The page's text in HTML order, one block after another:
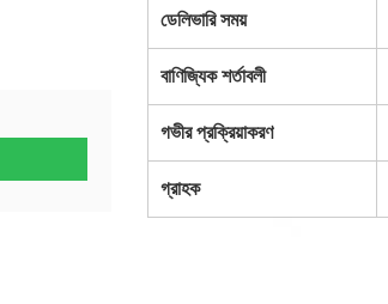
ডেলিভারি সময়
বাণিজ্যিক শর্তাবলী
গভীর প্রক্রিয়াকরণ
গ্রাহক